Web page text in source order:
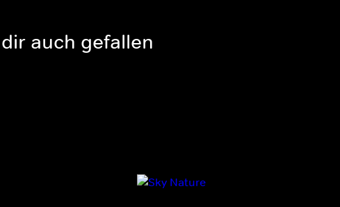
auch gefallen